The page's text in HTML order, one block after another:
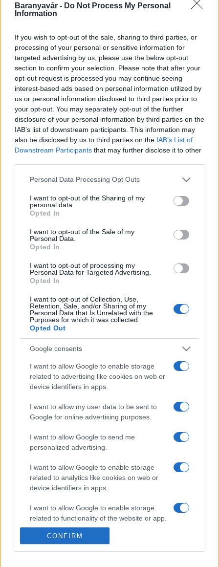
Baranyavár - Do Not Process My Personal
Information
If you wish to opt-out of the sale, sharing to third parties, or
processing of your personal or sensitive information for
targeted advertising by us, please use the below opt-out
section to confirm your selection. Please note that after your
opt-out request is processed you may continue seeing
interest-based ads based on personal information utilized by
us or personal information disclosed to third parties prior to
your opt-out. You may separately opt-out of the further
disclosure of your personal information by third parties on the
IAB’s list of downstream participants. This information may
also be disclosed by us to third parties on the IAB’s List of
Downstream Participants that may further disclose it to other
Please note that this website/app uses one or more Google
not limited to your visit or usage behaviour. You may click to
grant or deny consent to Google and its third-party tags to
use your data for below specified purposes in below Google
consent section.
Personal Data Processing Opt Outs
I want to opt-out of the Sharing of my
personal data.
Opted In
I want to opt-out of the Sale of my
Personal Data.
Opted In
I want to opt-out of processing my
Personal Data for Targeted Advertising.
Opted In
I want to opt-out of Collection, Use,
Retention, Sale, and/or Sharing of my
Personal Data that Is Unrelated with the
Purposes for which it was collected.
Opted Out
Google consents
I want to allow Google to enable storage
related to advertising like cookies on web or
device identifiers in apps.
I want to allow my user data to be sent to
Google for online advertising purposes.
I want to allow Google to send me
personalized advertising.
I want to allow Google to enable storage
related to analytics like cookies on web or
device identifiers in apps.
I want to allow Google to enable storage
related to functionality of the website or app.
I want to allow Google to enable storage
CONFIRM
Megérkezett az eső a Duna vízgyűjtőjére
Helyi hírek
Amire többmillióan vártunk: szombattól
másodfokúra csökken a riasztás
Országos hírek
Kecskeméten is szakirányú
továbbképzésekkel erősít a Gál Ferenc
Egyetem
HÍRDETÉS
LEGOLVASOTTABB
Szerdától rárajtolhatunk a jövő nyári
foci-Eb jegyeire
Víztoronyba rekedt munkásokat
mentettek a sásdi tűzoltók
Mit lát és mit lát nem a VÉDA?
KIEMELT
Megérkezett az eső a Duna
vízgyűjtőjére